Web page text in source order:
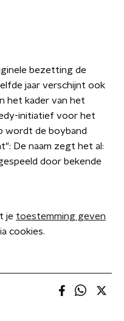
bezetting de
jaar verschijnt ook
het kader van het
initiatief voor het
wordt de boyband
De naam zegt het al:
door bekende
je toestemming geven
cookies.